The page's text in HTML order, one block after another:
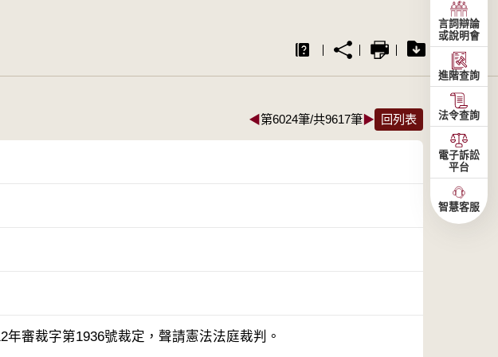
◀第6024筆/共9617筆▶ 回列表
年審裁字第1936號裁定，聲請憲法法庭裁判。
言詞辯論
或說明會
進階查詢
法令查詢
電子訴訟
平台
智慧客服